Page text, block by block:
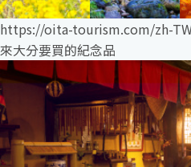
https://oita-tourism.com/zh-
來大分要買的紀念品